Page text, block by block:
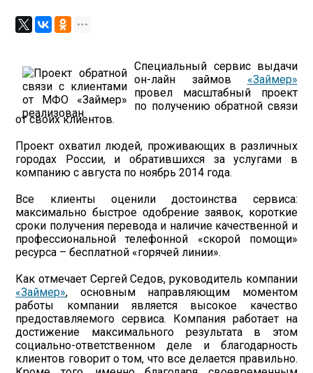
Специальный сервис выдачи
он-лайн займов «Займер»
провел масштабный проект
по получению обратной связи
от своих клиентов.
Проект охватил людей, проживающих в различных
городах России, и обратившихся за услугами в
компанию с августа по ноябрь 2014 года.
Все клиенты оценили достоинства сервиса:
максимально быстрое одобрение заявок, короткие
сроки получения перевода и наличие качественной и
профессиональной телефонной «скорой помощи»
ресурса – бесплатной «горячей линии».
Как отмечает Сергей Седов, руководитель компании
«Займер», основным направляющим моментом
работы компании является высокое качество
предоставляемого сервиса. Компания работает на
достижение максимального результата в этом
социально-ответственном деле и благодарность
клиентов говорит о том, что все делается правильно.